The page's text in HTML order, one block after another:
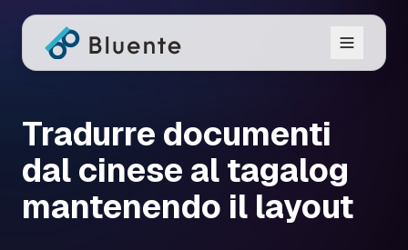
Tradurre documenti
dal cinese al tagalog
mantenendo il layout